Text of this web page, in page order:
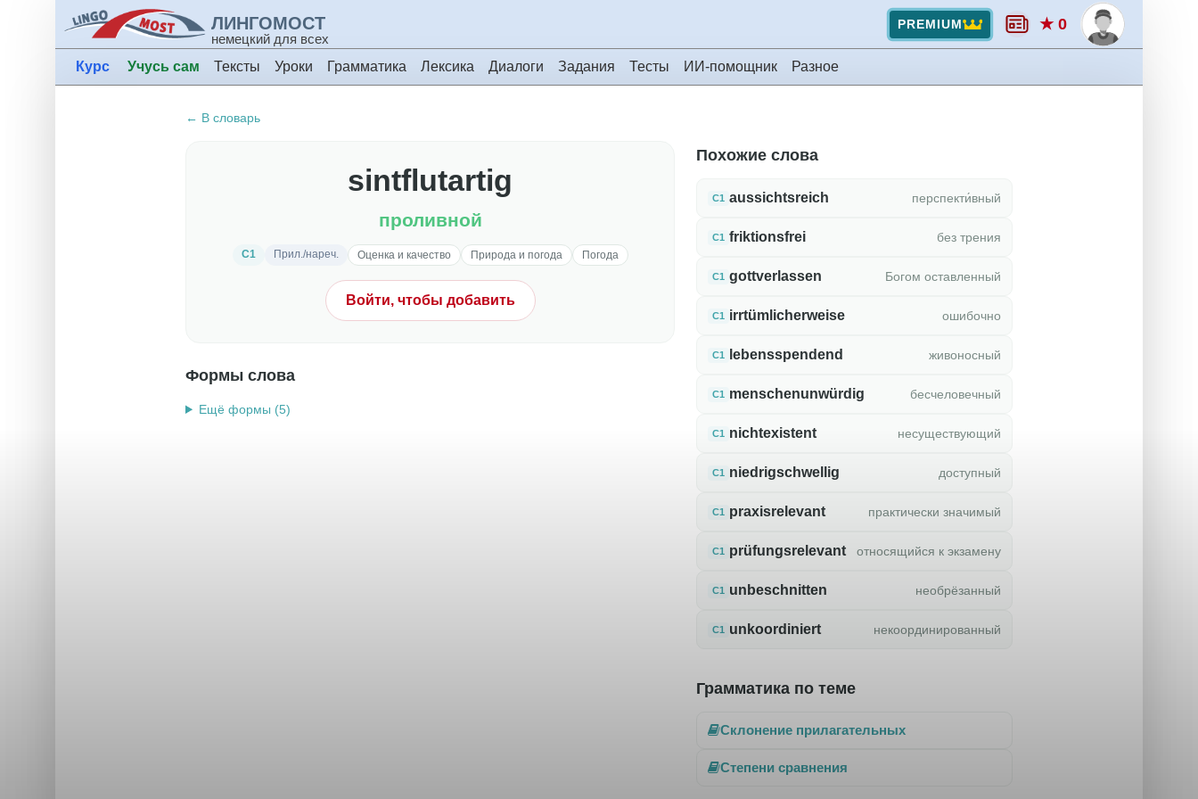
ЛИНГОМОСТ
немецкий для всех
PREMIUM ★ 0
Курс Учусь сам Тексты Уроки Грамматика Лексика Диалоги Задания Тесты ИИ-помощник Разное
← В словарь
sintflutartig
проливной
C1 Прил./нареч. Оценка и качество Природа и погода Погода
Войти, чтобы добавить
Формы слова
Ещё формы (5)
Похожие слова
C1 aussichtsreich перспекти́вный
C1 friktionsfrei без трения
C1 gottverlassen Богом оставленный
C1 irrtümlicherweise ошибочно
C1 lebensspendend живоносный
C1 menschenunwürdig бесчеловечный
C1 nichtexistent несуществующий
C1 niedrigschwellig доступный
C1 praxisrelevant практически значимый
C1 prüfungsrelevant относящийся к экзамену
C1 unbeschnitten необрёзанный
C1 unkoordiniert некоординированный
Грамматика по теме
Склонение прилагательных
Степени сравнения